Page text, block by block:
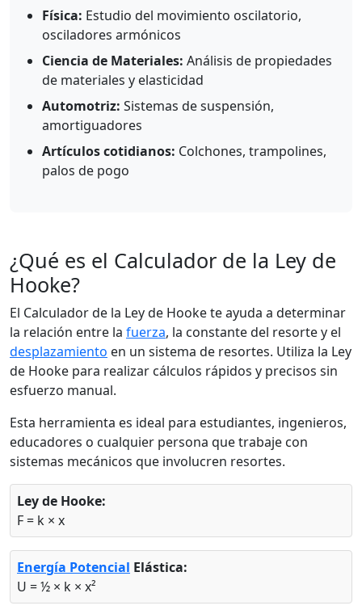
Física: Estudio del movimiento oscilatorio,
osciladores armónicos
Ciencia de Materiales: Análisis de propiedades
de materiales y elasticidad
Automotriz: Sistemas de suspensión,
amortiguadores
Artículos cotidianos: Colchones, trampolines,
palos de pogo
¿Qué es el Calculador de la Ley de
Hooke?
El Calculador de la Ley de Hooke te ayuda a determinar
la relación entre la fuerza, la constante del resorte y el
desplazamiento en un sistema de resortes. Utiliza la Ley
de Hooke para realizar cálculos rápidos y precisos sin
esfuerzo manual.
Esta herramienta es ideal para estudiantes, ingenieros,
educadores o cualquier persona que trabaje con
sistemas mecánicos que involucren resortes.
Ley de Hooke:
F = k × x
Energía Potencial Elástica:
U = ½ × k × x²